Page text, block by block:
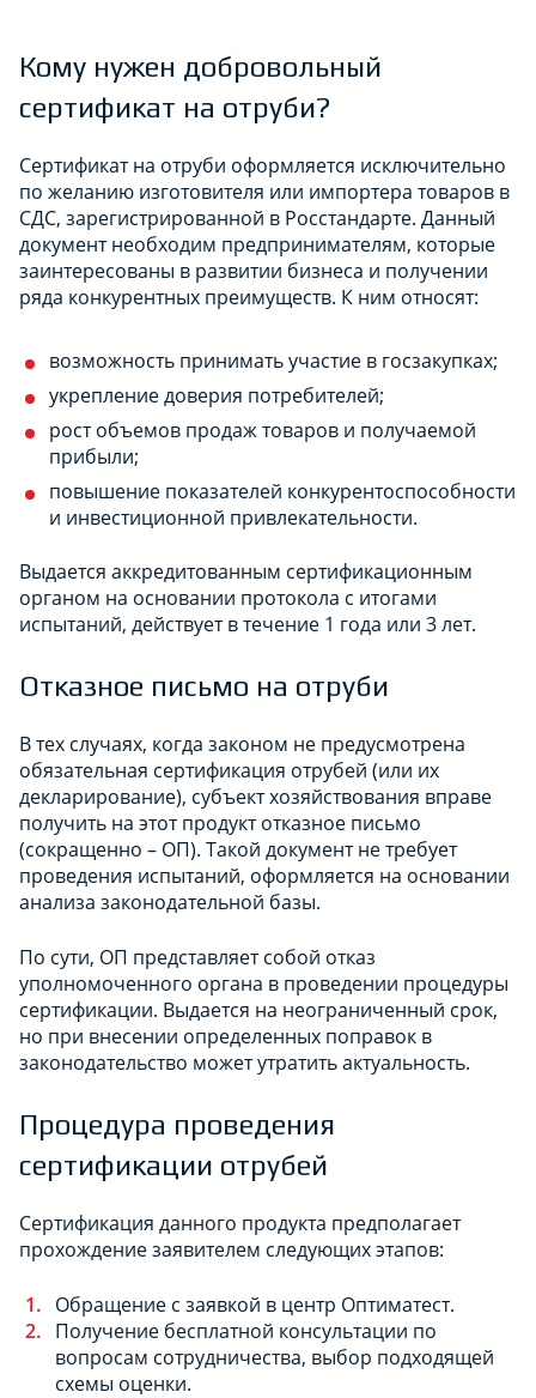
Кому нужен добровольный
сертификат на отруби?
Сертификат на отруби оформляется исключительно
по желанию изготовителя или импортера товаров в
СДС, зарегистрированной в Росстандарте. Данный
документ необходим предпринимателям, которые
заинтересованы в развитии бизнеса и получении
ряда конкурентных преимуществ. К ним относят:
возможность принимать участие в госзакупках;
укрепление доверия потребителей;
рост объемов продаж товаров и получаемой
прибыли;
повышение показателей конкурентоспособности
и инвестиционной привлекательности.
Выдается аккредитованным сертификационным
органом на основании протокола с итогами
испытаний, действует в течение 1 года или 3 лет.
Отказное письмо на отруби
В тех случаях, когда законом не предусмотрена
обязательная сертификация отрубей (или их
декларирование), субъект хозяйствования вправе
получить на этот продукт отказное письмо
(сокращенно – ОП). Такой документ не требует
проведения испытаний, оформляется на основании
анализа законодательной базы.
По сути, ОП представляет собой отказ
уполномоченного органа в проведении процедуры
сертификации. Выдается на неограниченный срок,
но при внесении определенных поправок в
законодательство может утратить актуальность.
Процедура проведения
сертификации отрубей
Сертификация данного продукта предполагает
прохождение заявителем следующих этапов:
Обращение с заявкой в центр Оптиматест.
Получение бесплатной консультации по
вопросам сотрудничества, выбор подходящей
схемы оценки.